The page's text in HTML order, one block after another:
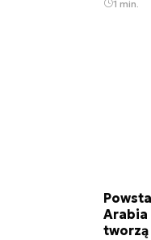
1 min.
Arabia